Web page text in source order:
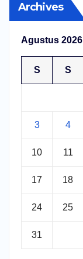
Archives
Agustus 2026
S S
3 4
10 11
17 18
24 25
31